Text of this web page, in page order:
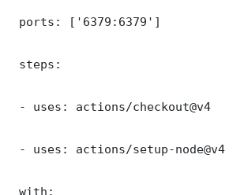
ports: ['6379:6379']
steps:
- uses: actions/checkout@v4
- uses: actions/setup-node@v4
with: